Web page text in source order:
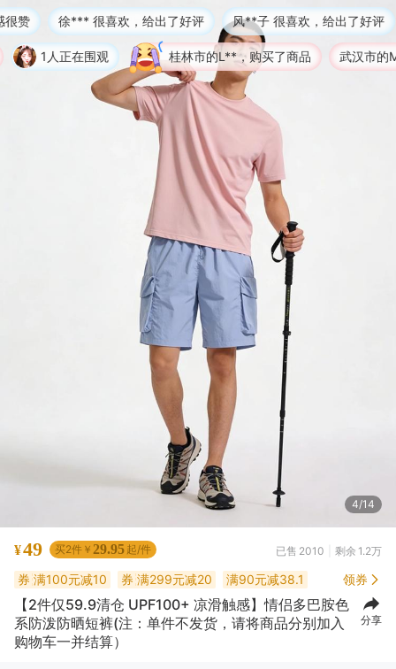
在围观
*** 很喜欢，给出了好评
桂林市的L**，购买了商品
风**子 很喜欢，给出了好评
武汉市的M**g，购
4/14
¥49 买2件￥ 29.95 起/件 已售 2010 剩余 1.2万
券 满100元减10 券 满299元减20 满90元减38.1 领券
【2件仅59.9清仓 UPF100+ 凉滑触感】情侣多巴胺色
系防泼防晒短裤(注：单件不发货，请将商品分别加入
购物车一并结算）
分享